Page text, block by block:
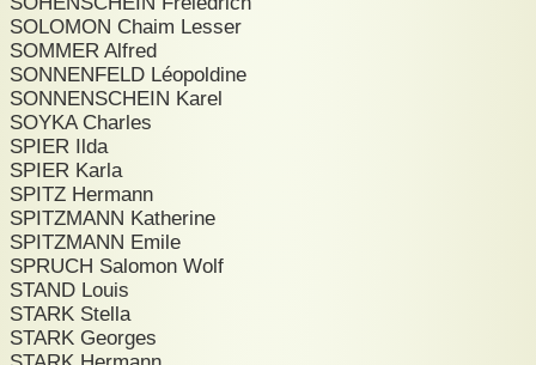
SOLOMON Chaim Lesser
SOMMER Alfred
SONNENFELD Léopoldine
SONNENSCHEIN Karel
SOYKA Charles
SPIER Ilda
SPIER Karla
SPITZ Hermann
SPITZMANN Katherine
SPITZMANN Emile
SPRUCH Salomon Wolf
STAND Louis
STARK Stella
STARK Georges